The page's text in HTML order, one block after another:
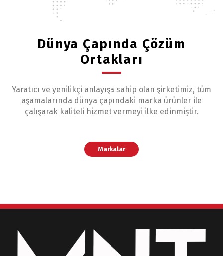
Dünya Çapında Çözüm
Ortakları
Yaratıcı ve yenilikçi anlayışa sahip olan şirketimiz, tüm
aşamalarında dünya çapındaki marka ürünler ile
çalışarak kaliteli hizmet vermeyi ilke edinmiştir.
Markalar